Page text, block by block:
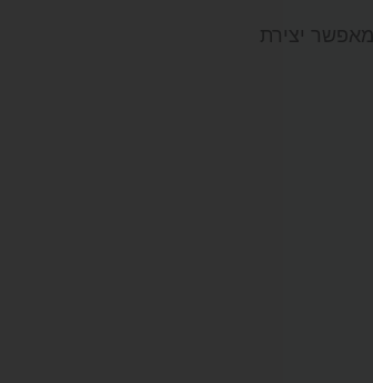
מאפשר יצירת